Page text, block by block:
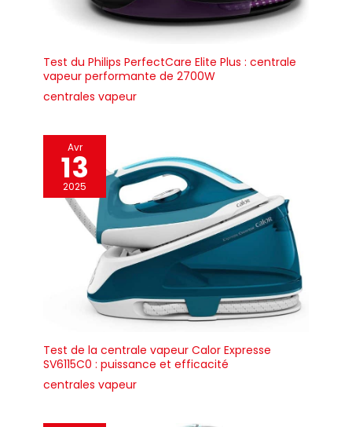
Test du Philips PerfectCare Elite Plus : centrale
vapeur performante de 2700W
centrales vapeur
Avr
13
2025
Test de la centrale vapeur Calor Expresse
SV6115C0 : puissance et efficacité
centrales vapeur